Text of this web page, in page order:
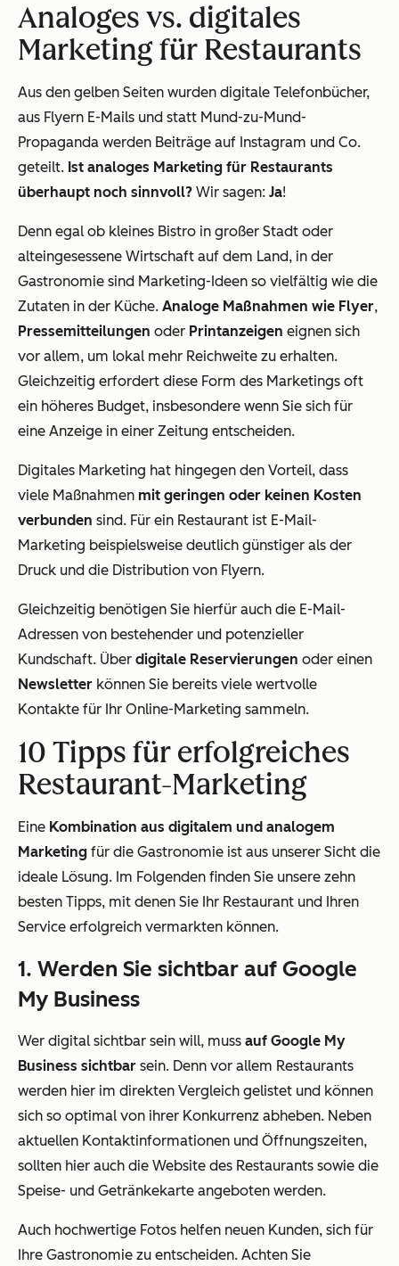
Analoges vs. digitales
Marketing für Restaurants
Aus den gelben Seiten wurden digitale Telefonbücher,
aus Flyern E-Mails und statt Mund-zu-Mund-
Propaganda werden Beiträge auf Instagram und Co.
geteilt. Ist analoges Marketing für Restaurants
überhaupt noch sinnvoll? Wir sagen: Ja!
Denn egal ob kleines Bistro in großer Stadt oder
alteingesessene Wirtschaft auf dem Land, in der
Gastronomie sind Marketing-Ideen so vielfältig wie die
Zutaten in der Küche. Analoge Maßnahmen wie Flyer,
Pressemitteilungen oder Printanzeigen eignen sich
vor allem, um lokal mehr Reichweite zu erhalten.
Gleichzeitig erfordert diese Form des Marketings oft
ein höheres Budget, insbesondere wenn Sie sich für
eine Anzeige in einer Zeitung entscheiden.
Digitales Marketing hat hingegen den Vorteil, dass
viele Maßnahmen mit geringen oder keinen Kosten
verbunden sind. Für ein Restaurant ist E-Mail-
Marketing beispielsweise deutlich günstiger als der
Druck und die Distribution von Flyern.
Gleichzeitig benötigen Sie hierfür auch die E-Mail-
Adressen von bestehender und potenzieller
Kundschaft. Über digitale Reservierungen oder einen
Newsletter können Sie bereits viele wertvolle
Kontakte für Ihr Online-Marketing sammeln.
10 Tipps für erfolgreiches
Restaurant-Marketing
Eine Kombination aus digitalem und analogem
Marketing für die Gastronomie ist aus unserer Sicht die
ideale Lösung. Im Folgenden finden Sie unsere zehn
besten Tipps, mit denen Sie Ihr Restaurant und Ihren
Service erfolgreich vermarkten können.
1. Werden Sie sichtbar auf Google
My Business
Wer digital sichtbar sein will, muss auf Google My
Business sichtbar sein. Denn vor allem Restaurants
werden hier im direkten Vergleich gelistet und können
sich so optimal von ihrer Konkurrenz abheben. Neben
aktuellen Kontaktinformationen und Öffnungszeiten,
sollten hier auch die Website des Restaurants sowie die
Speise- und Getränkekarte angeboten werden.
Auch hochwertige Fotos helfen neuen Kunden, sich für
Ihre Gastronomie zu entscheiden. Achten Sie